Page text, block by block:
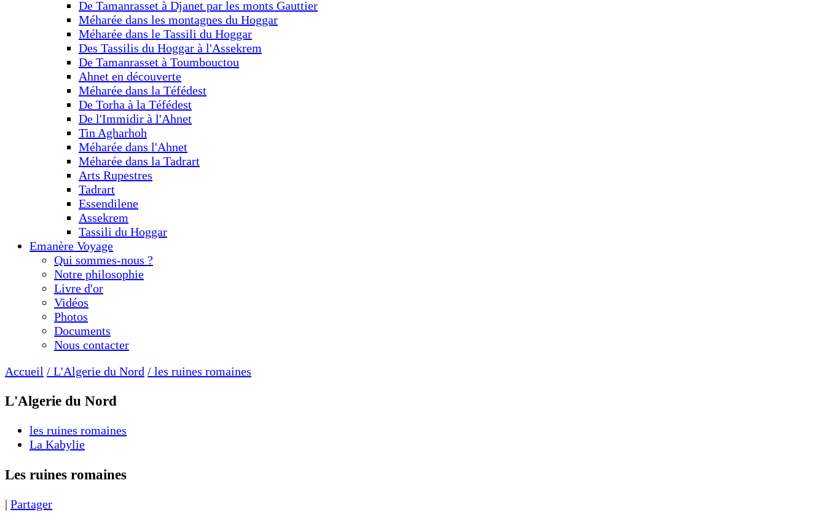
De Tamanrasset à Djanet par les monts Gauttier
Méharée dans les montagnes du Hoggar
Méharée dans le Tassili du Hoggar
Des Tassilis du Hoggar à l'Assekrem
De Tamanrasset à Toumbouctou
Ahnet en découverte
Méharée dans la Téfédest
De Torha à la Téfédest
De l'Immidir à l'Ahnet
Tin Agharhoh
Méharée dans l'Ahnet
Méharée dans la Tadrart
Arts Rupestres
Tadrart
Essendilene
Assekrem
Tassili du Hoggar
Emanère Voyage
Qui sommes-nous ?
Notre philosophie
Livre d'or
Vidéos
Photos
Documents
Nous contacter
Accueil / L'Algerie du Nord / les ruines romaines
L'Algerie du Nord
les ruines romaines
La Kabylie
Les ruines romaines
| Partager